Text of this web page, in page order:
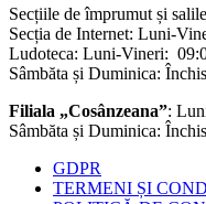
Secțiile de împrumut și
Secția de Internet: Luni-
Ludoteca: Luni-Vineri:
Sâmbăta și Duminica: Închis
Filiala „Cosânzeana”:
Sâmbăta și Duminica: Închis
GDPR
TERMENI ȘI